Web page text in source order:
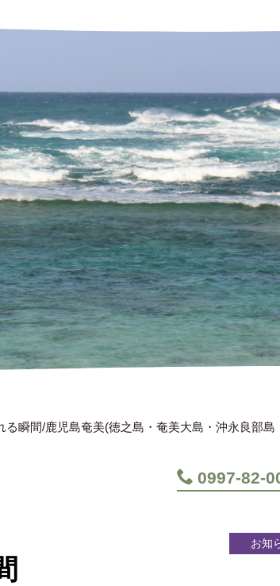
0997-82-
る瞬間/鹿児島奄美(徳之島・奄美大島・沖永良部
お知